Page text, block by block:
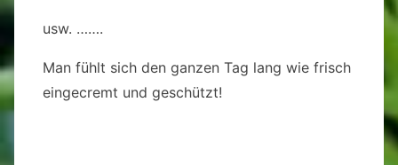
usw. …….
Man fühlt sich den ganzen Tag lang wie frisch
eingecremt und geschützt!